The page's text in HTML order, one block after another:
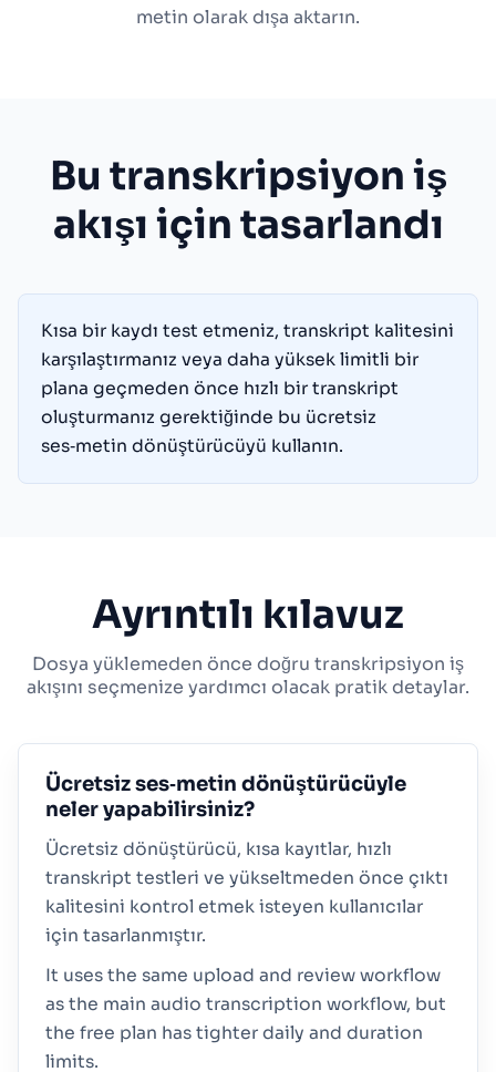
metin olarak dışa aktarın.
Bu transkripsiyon iş
akışı için tasarlandı
Kısa bir kaydı test etmeniz, transkript kalitesini
karşılaştırmanız veya daha yüksek limitli bir
plana geçmeden önce hızlı bir transkript
oluşturmanız gerektiğinde bu ücretsiz
ses‑metin dönüştürücüyü kullanın.
Ayrıntılı kılavuz
Dosya yüklemeden önce doğru transkripsiyon iş
akışını seçmenize yardımcı olacak pratik detaylar.
Ücretsiz ses‑metin dönüştürücüyle
neler yapabilirsiniz?
Ücretsiz dönüştürücü, kısa kayıtlar, hızlı
transkript testleri ve yükseltmeden önce çıktı
kalitesini kontrol etmek isteyen kullanıcılar
için tasarlanmıştır.
It uses the same upload and review workflow
as the main audio transcription workflow, but
the free plan has tighter daily and duration
limits.